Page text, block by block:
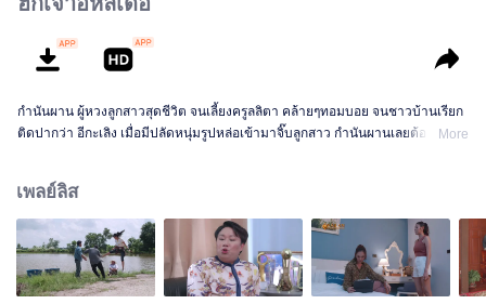
กำนันผาน ผู้หวงลูกสาวสุดชีวิต จนเลี้ยงครูลลิตา คล้ายๆทอมบอย จนชาวบ้านเรียก
ติดปากว่า อีกะเลิง เมื่อมีปลัดหนุ่มรูปหล่อเข้ามาจิ๊บลูกสาว กำนันผานเลยต้องหา
หวลกลับมาทั้งๆที่เธอมี ไทด์ สามีไฮโซเคียงข้าง ไทด์พร้อมจะทำลายทุกคนที่บังอาจ
มายุ่งกับผู้หญิงของเขา.....
More
เพลย์ลิส